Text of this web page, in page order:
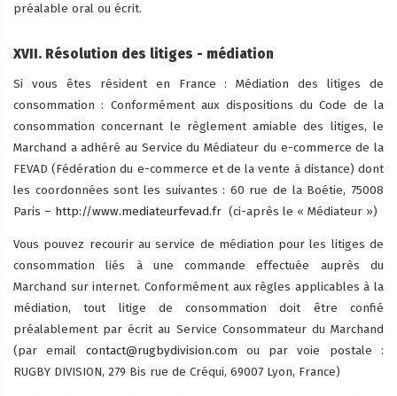
préalable oral ou écrit.
XVII. Résolution des litiges - médiation
Si vous êtes résident en France : Médiation des litiges de
consommation : Conformément aux dispositions du Code de la
consommation concernant le règlement amiable des litiges, le
Marchand a adhéré au Service du Médiateur du e-commerce de la
FEVAD (Fédération du e-commerce et de la vente à distance) dont
les coordonnées sont les suivantes : 60 rue de la Boétie, 75008
Paris – http://www.mediateurfevad.fr (ci-après le « Médiateur »)
Vous pouvez recourir au service de médiation pour les litiges de
consommation liés à une commande effectuée auprès du
Marchand sur internet. Conformément aux règles applicables à la
médiation, tout litige de consommation doit être confié
préalablement par écrit au Service Consommateur du Marchand
(par email contact@rugbydivision.com ou par voie postale :
RUGBY DIVISION, 279 Bis rue de Créqui, 69007 Lyon, France)